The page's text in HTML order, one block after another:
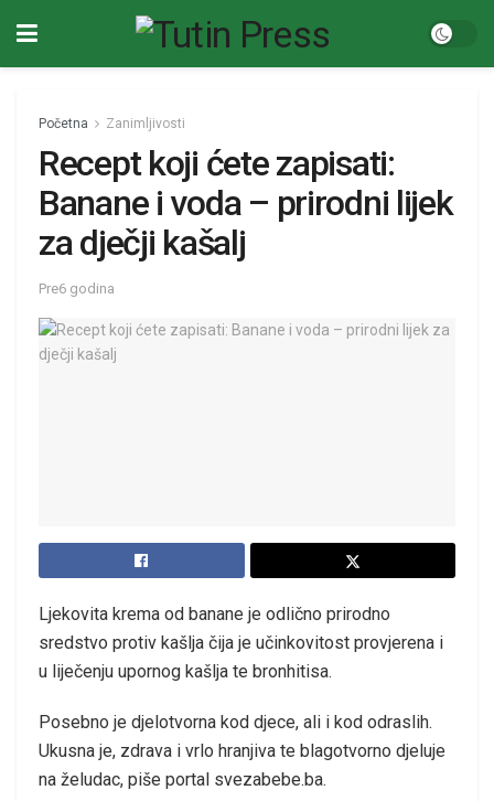
Početna Zanimljivosti
Recept koji ćete zapisati:
Banane i voda – prirodni lijek
za dječji kašalj
Pre6 godina
Ljekovita krema od banane je odlično prirodno
sredstvo protiv kašlja čija je učinkovitost provjerena i
u liječenju upornog kašlja te bronhitisa.
Posebno je djelotvorna kod djece, ali i kod odraslih.
Ukusna je, zdrava i vrlo hranjiva te blagotvorno djeluje
na želudac, piše portal svezabebe.ba.